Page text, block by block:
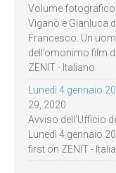
Volume
Viganò e Gianluca
Francesco. Un
dell’omonimo film
ZENIT - Italiano.
Lunedì 4 gennaio
29, 2020
Avviso dell’Ufficio
Lunedì 4 gennaio
first on ZENIT -